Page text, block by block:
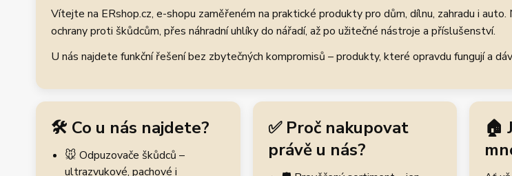
Vítejte na ERshop.cz, e-shopu zaměřeném na praktické produkty pro dům, dílnu, zahradu i
ochrany proti škůdcům, přes náhradní uhlíky do nářadí, až po užitečné nástroje a příslušenství.
U nás najdete funkční řešení bez zbytečných kompromisů – produkty, které opravdu fungují a
🛠️ Co u nás najdete?
🐭 Odpuzovače škůdců –
ultrazvukové, pachové i
✅ Proč nakupovat
právě u nás?
🏠